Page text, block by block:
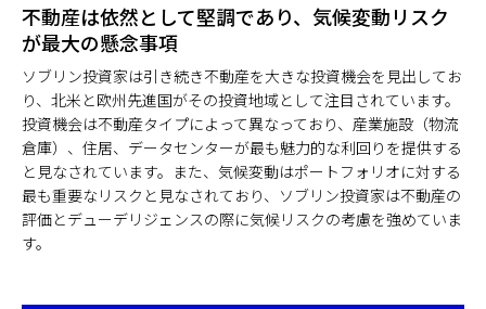
不動産は依然として堅調であり、気候変動リスク
が最大の懸念事項
ソブリン投資家は引き続き不動産を大きな投資機会を見出してお
り、北米と欧州先進国がその投資地域として注目されています。
投資機会は不動産タイプによって異なっており、産業施設（物流
倉庫）、住居、データセンターが最も魅力的な利回りを提供する
と見なされています。また、気候変動はポートフォリオに対する
最も重要なリスクと見なされており、ソブリン投資家は不動産の
評価とデューデリジェンスの際に気候リスクの考慮を強めていま
す。